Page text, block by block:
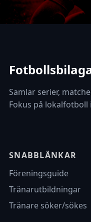
Samlar serier,
Fokus på lokalfotboll
SNABBLÄNKAR
Föreningsguide
Tränarutbildningar
Tränare söker/sökes